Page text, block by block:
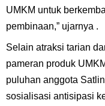
UMKM untuk
pembinaan,” ujarnya .
Selain atraksi tarian
pameran produk
puluhan anggota
sosialisasi antisipasi